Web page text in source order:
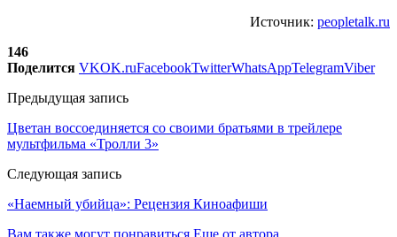
Источник: peopletalk.ru
146
Поделится VKOK.ruFacebookTwitterWhatsAppTelegramViber
Предыдущая запись
Цветан воссоединяется со своими братьями в трейлере
мультфильма «Тролли 3»
Следующая запись
«Наемный убийца»: Рецензия Киноафиши
Вам также могут понравиться Еще от автора